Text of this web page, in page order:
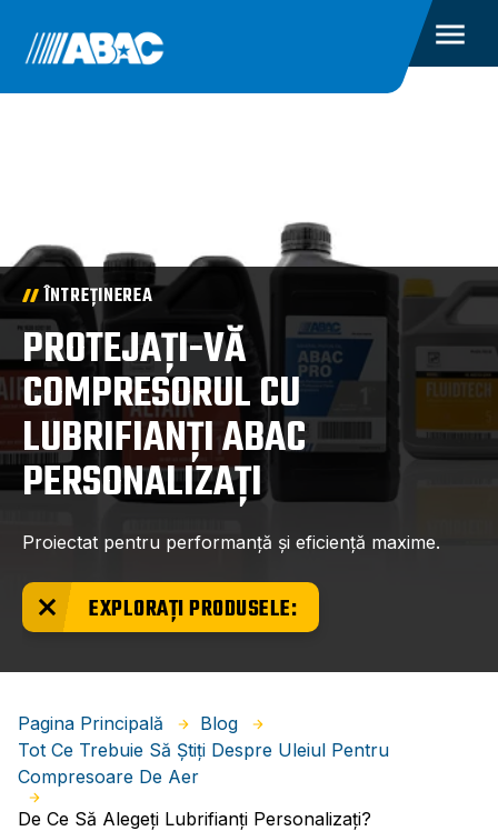
ÎNTREȚINEREA
PROTEJAȚI-VĂ
COMPRESORUL CU
LUBRIFIANȚI ABAC
PERSONALIZAȚI
Proiectat pentru performanță și eficiență maxime.
EXPLORAȚI PRODUSELE:
Pagina Principală
Blog
Tot Ce Trebuie Să Știți Despre Uleiul Pentru
Compresoare De Aer
De Ce Să Alegeți Lubrifianți Personalizați?